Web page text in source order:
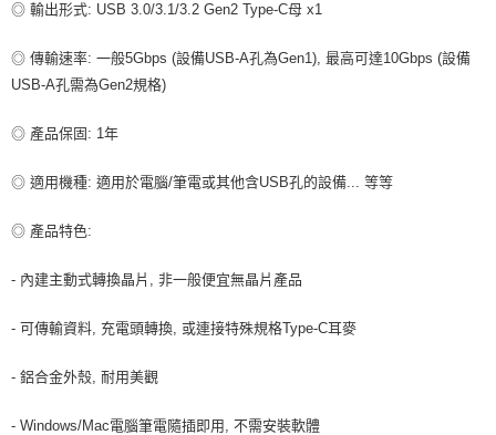
付款後7-11取貨
每筆NT$80，滿NT$599(含以上)免運費
宅配
◎ 輸出形式: USB 3.0/3.1/3.2 Gen2 Type-C母 x1
◎ 傳輸速率: 一般5Gbps (設備USB-A孔為Gen1), 最高可達10Gbps (設備
USB-A孔需為Gen2規格)
◎ 產品保固: 1年
◎ 適用機種: 適用於電腦/筆電或其他含USB孔的設備... 等等
◎ 產品特色:
- 內建主動式轉換晶片, 非一般便宜無晶片產品
- 可傳輸資料, 充電頭轉換, 或連接特殊規格Type-C耳麥
- 鋁合金外殼, 耐用美觀
- Windows/Mac電腦筆電隨插即用, 不需安裝軟體